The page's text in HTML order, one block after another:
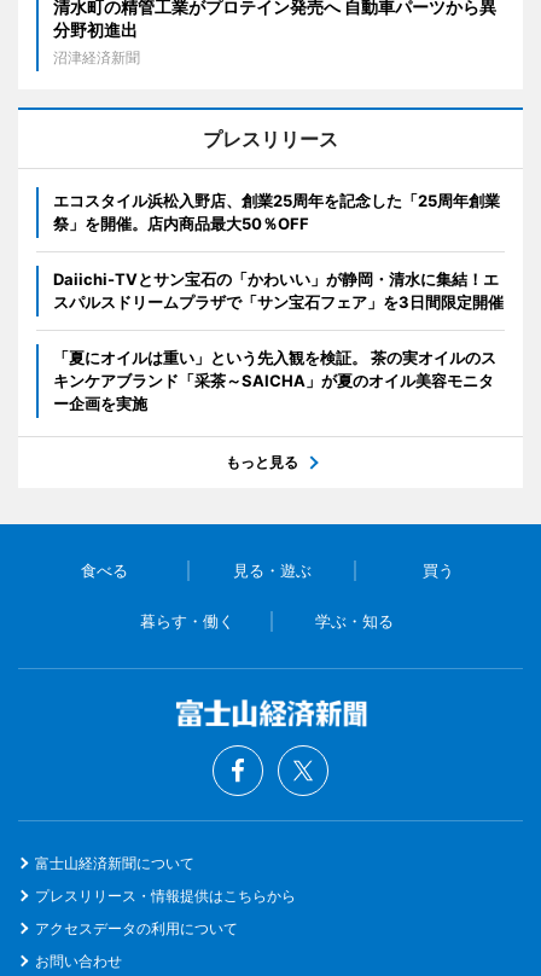
清水町の精管工業がプロテイン発売へ 自動車パーツから異
分野初進出
沼津経済新聞
プレスリリース
エコスタイル浜松入野店、創業25周年を記念した「25周年創業
祭」を開催。店内商品最大50％OFF
Daiichi-TVとサン宝石の「かわいい」が静岡・清水に集結！エ
スパルスドリームプラザで「サン宝石フェア」を3日間限定開催
「夏にオイルは重い」という先入観を検証。 茶の実オイルのス
キンケアブランド「采茶～SAICHA」が夏のオイル美容モニタ
ー企画を実施
もっと見る
食べる 見る・遊ぶ 買う
暮らす・働く 学ぶ・知る
富士山経済新聞について
プレスリリース・情報提供はこちらから
アクセスデータの利用について
お問い合わせ